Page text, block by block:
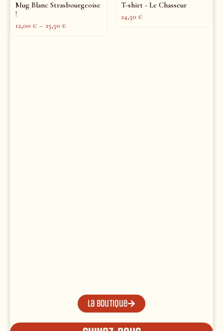
Mug Blanc Strasbourgeoise
!
12,00 € – 15,50 €
T-shirt - Le Chasseur
24,50 €
La boutique